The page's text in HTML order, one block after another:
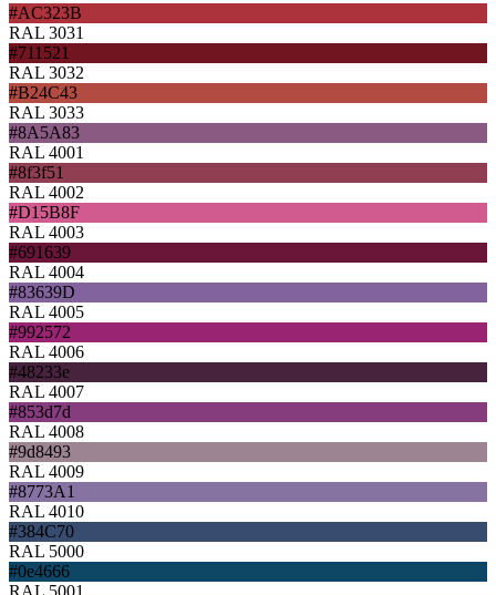
#AC323B
RAL 3031
#711521
RAL 3032
#B24C43
RAL 3033
#8A5A83
RAL 4001
#8f3f51
RAL 4002
#D15B8F
RAL 4003
#691639
RAL 4004
#83639D
RAL 4005
#992572
RAL 4006
#48233e
RAL 4007
#853d7d
RAL 4008
#9d8493
RAL 4009
#8773A1
RAL 4010
#384C70
RAL 5000
#0e4666
RAL 5001